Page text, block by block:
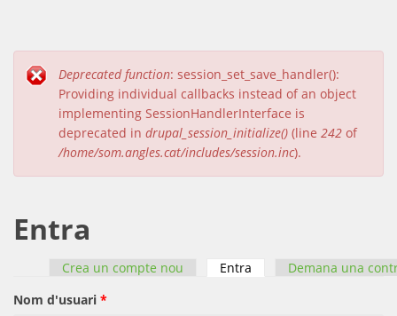
Missatge d'error
Deprecated function: session_set_save_handler():
Providing individual callbacks instead of an object
implementing SessionHandlerInterface is
deprecated in drupal_session_initialize() (line 242 of
/home/som.angles.cat/includes/session.inc).
Entra
Pestanyes primàries
Crea un compte nou Entra (pestanya activa)
Demana una
Nom d'usuari *